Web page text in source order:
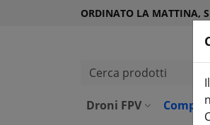
ORDINATO LA MATTINA,
Cerca prodotti
Droni FPV